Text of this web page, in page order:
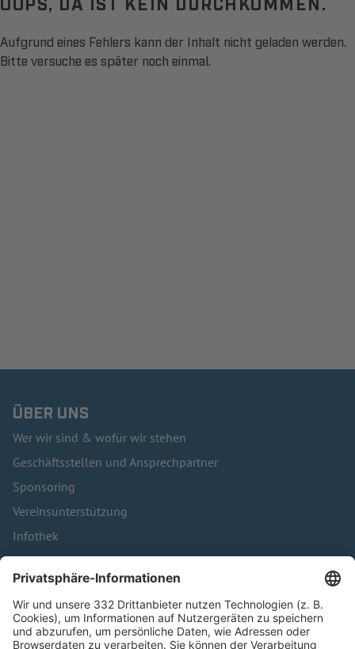
Aufgrund eines Fehlers kann der Inhalt nicht geladen werden.
Bitte versuche es später noch einmal.
ÜBER UNS
Wer wir sind & wofür wir stehen
Geschäftsstellen und Ansprechpartner
Sponsoring
Vereinsunterstützung
Infothek
Kontakt
HÄUFIG BESUCHTE SEITEN
Pässe und Vereinswechsel